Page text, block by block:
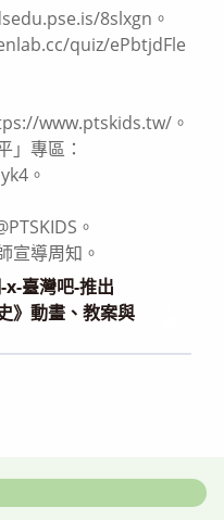
8slxgn。
quiz/ePbtjdFle
www.ptskids.tw/。
」專區：
。
。
宣導周知。
臺灣吧-推出
》動畫、教案與